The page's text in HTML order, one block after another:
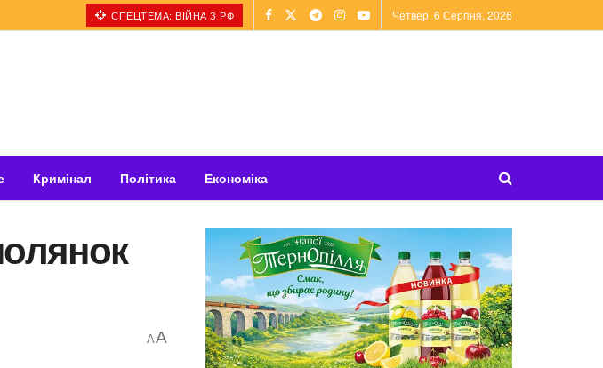
СПЕЦТЕМА: ВІЙНА З РФ Четвер, 6 Серпня, 2026
Кримінал Політика Економіка
AA